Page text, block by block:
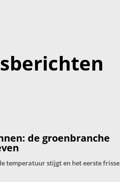
de groenbranche
temperatuur stijgt en het eerste frisse